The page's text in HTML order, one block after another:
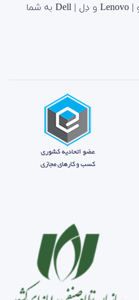
برندهایی نظیر اچ پی | HP لنوو | Lenovo و دِل | Dell به شما